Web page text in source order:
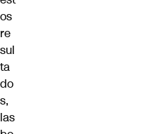
os
re
sul
ta
do
s,
las